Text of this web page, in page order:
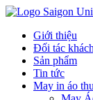
Giới thiệu
Đối tác
Sản phẩm
Tin tức
May in áo